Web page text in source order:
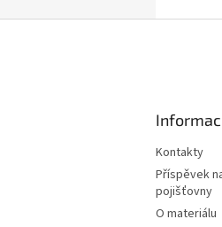
Kontakty
Příspěvek
pojišťovny
O materiálu